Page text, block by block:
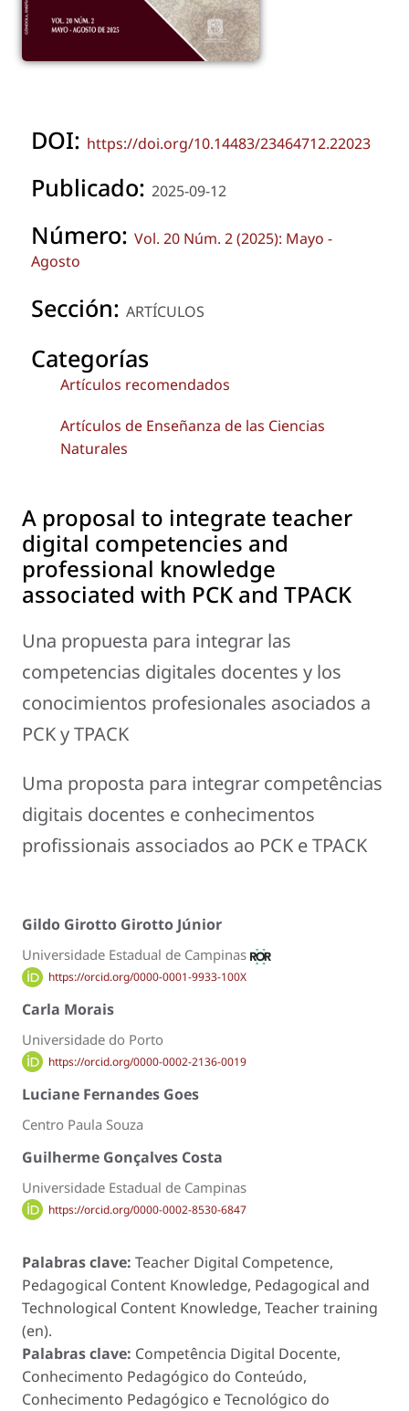
DOI: https://doi.org/10.14483/23464712.22023
Publicado: 2025-09-12
Número: Vol. 20 Núm. 2 (2025): Mayo -
Agosto
Sección: ARTÍCULOS
Categorías
Artículos recomendados
Artículos de Enseñanza de las Ciencias
Naturales
A proposal to integrate teacher
digital competencies and
professional knowledge
associated with PCK and TPACK
Una propuesta para integrar las
competencias digitales docentes y los
conocimientos profesionales asociados a
PCK y TPACK
Uma proposta para integrar competências
digitais docentes e conhecimentos
profissionais associados ao PCK e TPACK
Gildo Girotto Girotto Júnior
Universidade Estadual de Campinas
https://orcid.org/0000-0001-9933-100X
Carla Morais
Universidade do Porto
https://orcid.org/0000-0002-2136-0019
Luciane Fernandes Goes
Centro Paula Souza
Guilherme Gonçalves Costa
Universidade Estadual de Campinas
https://orcid.org/0000-0002-8530-6847
Palabras clave: Teacher Digital Competence,
Pedagogical Content Knowledge, Pedagogical and
Technological Content Knowledge, Teacher training
(en).
Palabras clave: Competência Digital Docente,
Conhecimento Pedagógico do Conteúdo,
Conhecimento Pedagógico e Tecnológico do